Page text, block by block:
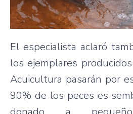
El especialista aclaró
los ejemplares
Acuicultura pasarán por
90% de los peces es